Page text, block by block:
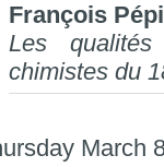
François
Les
chimistes du
March